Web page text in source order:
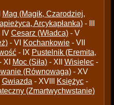
Mag (Magik, Czarodziej,
Arcykapłanka)- III
Cesarz (Władca)- V
- VI Kochankowie- VII
- IX Pustelnik (Eremita,
XI Moc (Siła)- XII Wisielec-
(Równowaga)- XV
Gwiazda - XVIII Księżyc-
(Zmartwychwstanie)